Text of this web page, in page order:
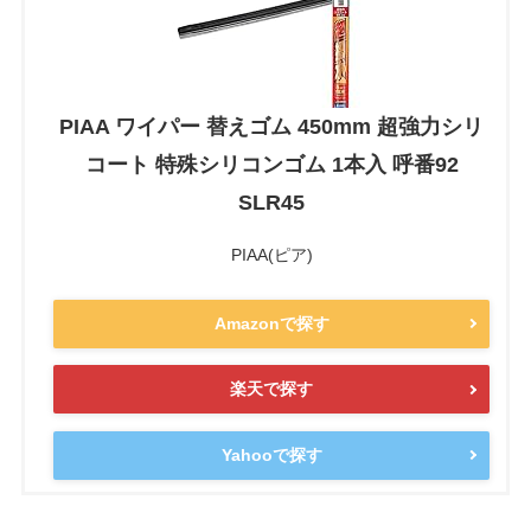
PIAA ワイパー 替えゴム 450mm 超強力シリ
コート 特殊シリコンゴム 1本入 呼番92
SLR45
PIAA(ピア)
Amazonで探す
楽天で探す
Yahooで探す